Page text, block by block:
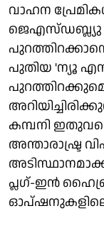
വാഹന
ജെഎസ്‍ഡബ്ല്യു
പുതിയ 'ന്യൂ
കമ്പനി ഇതുവരെ
അന്താരാഷ്ട്ര
പ്ലഗ്-ഇൻ